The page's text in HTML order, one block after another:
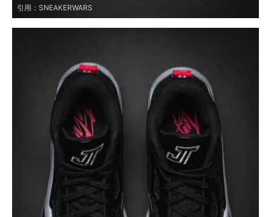
引用： SNEAKERWARS